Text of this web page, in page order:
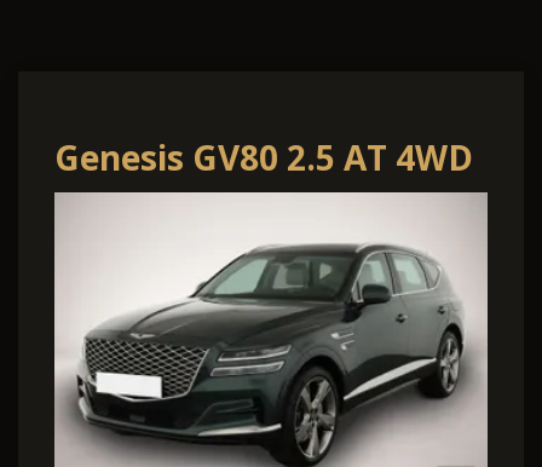
Genesis GV80 2.5 AT 4WD
Luxus Plus,
VOLLAUSSTATTUNG